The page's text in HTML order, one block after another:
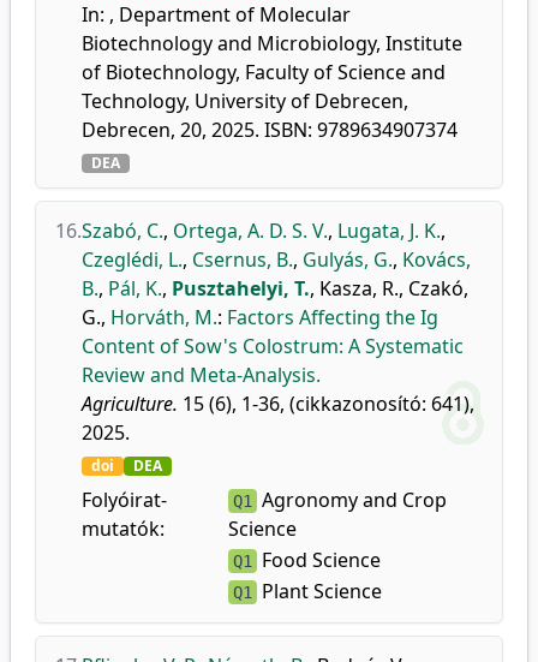
In: , Department of Molecular
Biotechnology and Microbiology, Institute
of Biotechnology, Faculty of Science and
Technology, University of Debrecen,
Debrecen, 20, 2025. ISBN: 9789634907374
DEA
16.Szabó, C., Ortega, A. D. S. V., Lugata, J. K.,
Czeglédi, L., Csernus, B., Gulyás, G., Kovács,
B., Pál, K., Pusztahelyi, T., Kasza, R., Czakó,
G., Horváth, M.: Factors Affecting the Ig
Content of Sow's Colostrum: A Systematic
Review and Meta-Analysis.
Agriculture. 15 (6), 1-36, (cikkazonosító: 641),
2025.
doi DEA
Folyóirat-
mutatók:
Q1
Agronomy and Crop
Science
Q1 Food Science
Q1 Plant Science